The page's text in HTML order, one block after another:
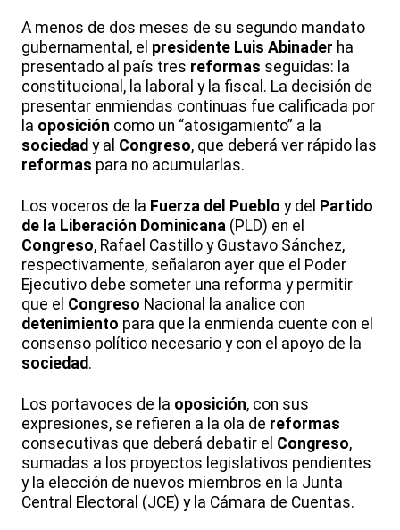
A menos de dos meses de su segundo mandato
gubernamental, el presidente Luis Abinader ha
presentado al país tres reformas seguidas: la
constitucional, la laboral y la fiscal. La decisión de
presentar enmiendas continuas fue calificada por
la oposición como un “atosigamiento” a la
sociedad y al Congreso, que deberá ver rápido las
reformas para no acumularlas.
Los voceros de la Fuerza del Pueblo y del Partido
de la Liberación Dominicana (PLD) en el
Congreso, Rafael Castillo y Gustavo Sánchez,
respectivamente, señalaron ayer que el Poder
Ejecutivo debe someter una reforma y permitir
que el Congreso Nacional la analice con
detenimiento para que la enmienda cuente con el
consenso político necesario y con el apoyo de la
sociedad.
Los portavoces de la oposición, con sus
expresiones, se refieren a la ola de reformas
consecutivas que deberá debatir el Congreso,
sumadas a los proyectos legislativos pendientes
y la elección de nuevos miembros en la Junta
Central Electoral (JCE) y la Cámara de Cuentas.